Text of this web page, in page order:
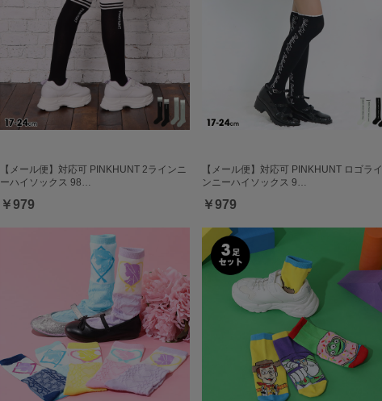
【メール便】対応可 PINKHUNT 2ラインニ
ーハイソックス 98…
￥979
【メール便】対応可 PINKHUNT ロゴライ
ンニーハイソックス 9…
￥979